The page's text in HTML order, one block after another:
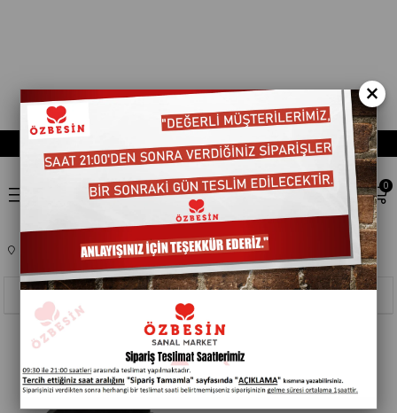
0
EV,YASAM ÜRÜNLERI MOBILYA DEKORASYON
Filtreleme
Sıralama
×